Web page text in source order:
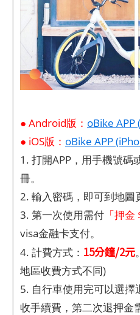
● Android版： oBike APP
● iOS版： oBike APP
1. 打開APP，用手機號碼
冊。
2. 輸入密碼，即可到地圖
3. 第一次使用需付 「押金
visa金融卡支付。
4. 計費方式： 15分鐘/2元
地區收費方式不同)
5. 自行車使用完可以選
收手續費，第二次退押金